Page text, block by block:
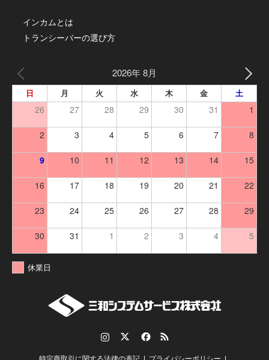
インカムとは
トランシーバーの選び方
2026年 8月
日 月 火 水 木 金 土
26 27 28 29 30 31 1
2 3 4 5 6 7 8
9 10 11 12 13 14 15
16 17 18 19 20 21 22
23 24 25 26 27 28 29
30 31 1 2 3 4 5
休業日
RSS